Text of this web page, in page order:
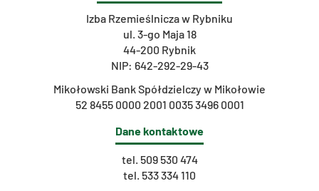
Izba Rzemieślnicza w Rybniku
ul. 3-go Maja 18
44-200 Rybnik
NIP: 642-292-29-43
Mikołowski Bank Spółdzielczy w Mikołowie
52 8455 0000 2001 0035 3496 0001
Dane kontaktowe
tel. 509 530 474
tel. 533 334 110